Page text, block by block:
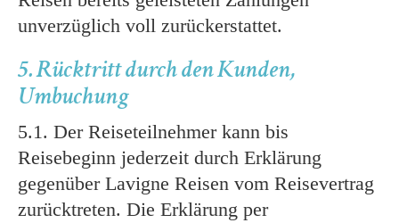
unverzüglich voll zurückerstattet.
5. Rücktritt durch den Kunden,
Umbuchung
5.1. Der Reiseteilnehmer kann bis
Reisebeginn jederzeit durch Erklärung
gegenüber Lavigne Reisen vom Reisevertrag
zurücktreten. Die Erklärung per